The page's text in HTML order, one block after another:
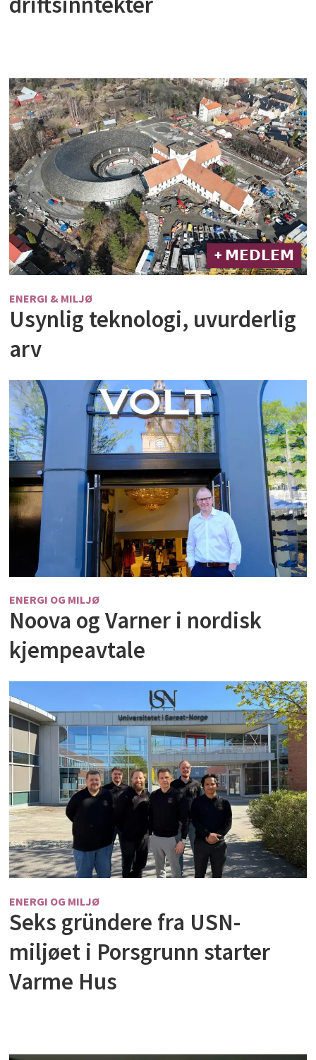
+ 𝗠𝗘𝗗𝗟𝗘𝗠
ENERGI & MILJØ
Usynlig teknologi, uvurderlig
arv
ENERGI OG MILJØ
Noova og Varner i nordisk
kjempeavtale
ENERGI OG MILJØ
Seks gründere fra USN-
miljøet i Porsgrunn starter
Varme Hus